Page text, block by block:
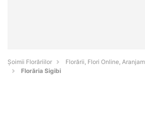
Șoimii Florăriilor
Florării, Flori Online,
Florăria Sigibi